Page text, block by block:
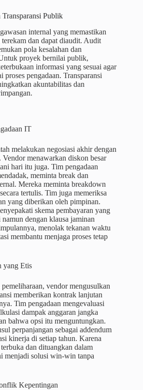
Publik
internal yang memastikan
terekam dan dapat diaudit. Audit
pola kesalahan dan
proyek bernilai publik,
informasi yang sesuai agar
proses pengadaan. Transparansi
akuntabilitas dan
IT
melakukan negosiasi akhir dengan
menawarkan diskon besar
hari itu juga. Tim pengadaan
meminta break dan
Mereka meminta breakdown
tertulis. Tim juga memeriksa
yang diberikan oleh pimpinan.
skema pembayaran yang
dengan klausa jaminan
menolak tekanan waktu
membantu menjaga proses tetap
yang Etis
vendor mengusulkan
memberikan kontrak lanjutan
Tim pengadaan mengevaluasi
dampak anggaran jangka
bahwa opsi itu menguntungkan.
perpanjangan sebagai addendum
kinerja di setiap tahun. Karena
dan dituangkan dalam
menjadi solusi win-win tanpa
Kepentingan